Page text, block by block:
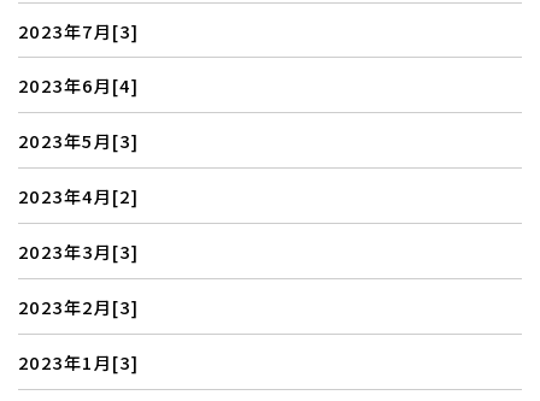
2023年7月[3]
2023年6月[4]
2023年5月[3]
2023年4月[2]
2023年3月[3]
2023年2月[3]
2023年1月[3]